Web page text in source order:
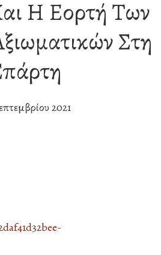
Η Εορτή Των
Στη
2021